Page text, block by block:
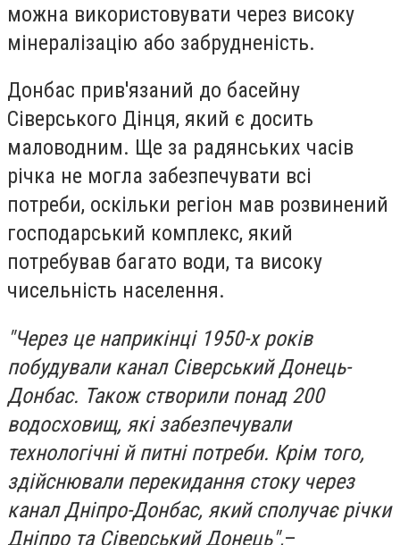
можна використовувати через високу
мінералізацію або забрудненість.
Донбас прив'язаний до басейну
Сіверського Дінця, який є досить
маловодним. Ще за радянських часів
річка не могла забезпечувати всі
потреби, оскільки регіон мав розвинений
господарський комплекс, який
потребував багато води, та високу
чисельність населення.
"Через це наприкінці 1950-х років
побудували канал Сіверський Донець-
Донбас. Також створили понад 200
водосховищ, які забезпечували
технологічні й питні потреби. Крім того,
здійснювали перекидання стоку через
канал Дніпро-Донбас, який сполучає річки
Дніпро та Сіверський Донець",–